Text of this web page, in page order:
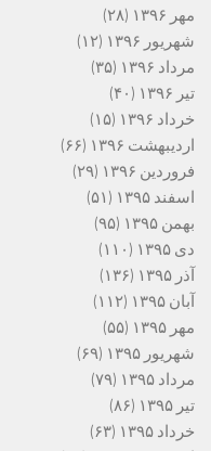
مهر ۱۳۹۶
(۲۸)
شهریور ۱۳۹۶
(۱۲)
مرداد ۱۳۹۶
(۳۵)
تیر ۱۳۹۶
(۴۰)
خرداد ۱۳۹۶
(۱۵)
اردیبهشت ۱۳۹۶
(۶۶)
فروردین ۱۳۹۶
(۲۹)
اسفند ۱۳۹۵
(۵۱)
بهمن ۱۳۹۵
(۹۵)
دی ۱۳۹۵
(۱۱۰)
آذر ۱۳۹۵
(۱۳۶)
آبان ۱۳۹۵
(۱۱۲)
مهر ۱۳۹۵
(۵۵)
شهریور ۱۳۹۵
(۶۹)
مرداد ۱۳۹۵
(۷۹)
تیر ۱۳۹۵
(۸۶)
خرداد ۱۳۹۵
(۶۳)